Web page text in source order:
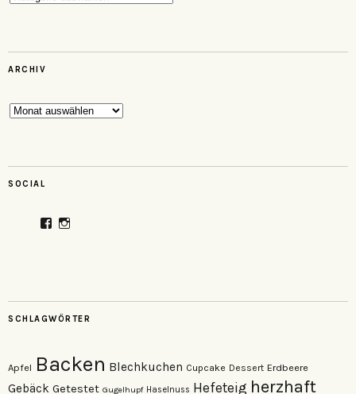
ARCHIV
Archiv
SOCIAL
ProfilProfil
SCHLAGWÖRTER
Apfel Backen Blechkuchen Cupcake Dessert Erdbeere
Gebäck Getestet Gugelhupf Haselnuss Hefeteig herzhaft